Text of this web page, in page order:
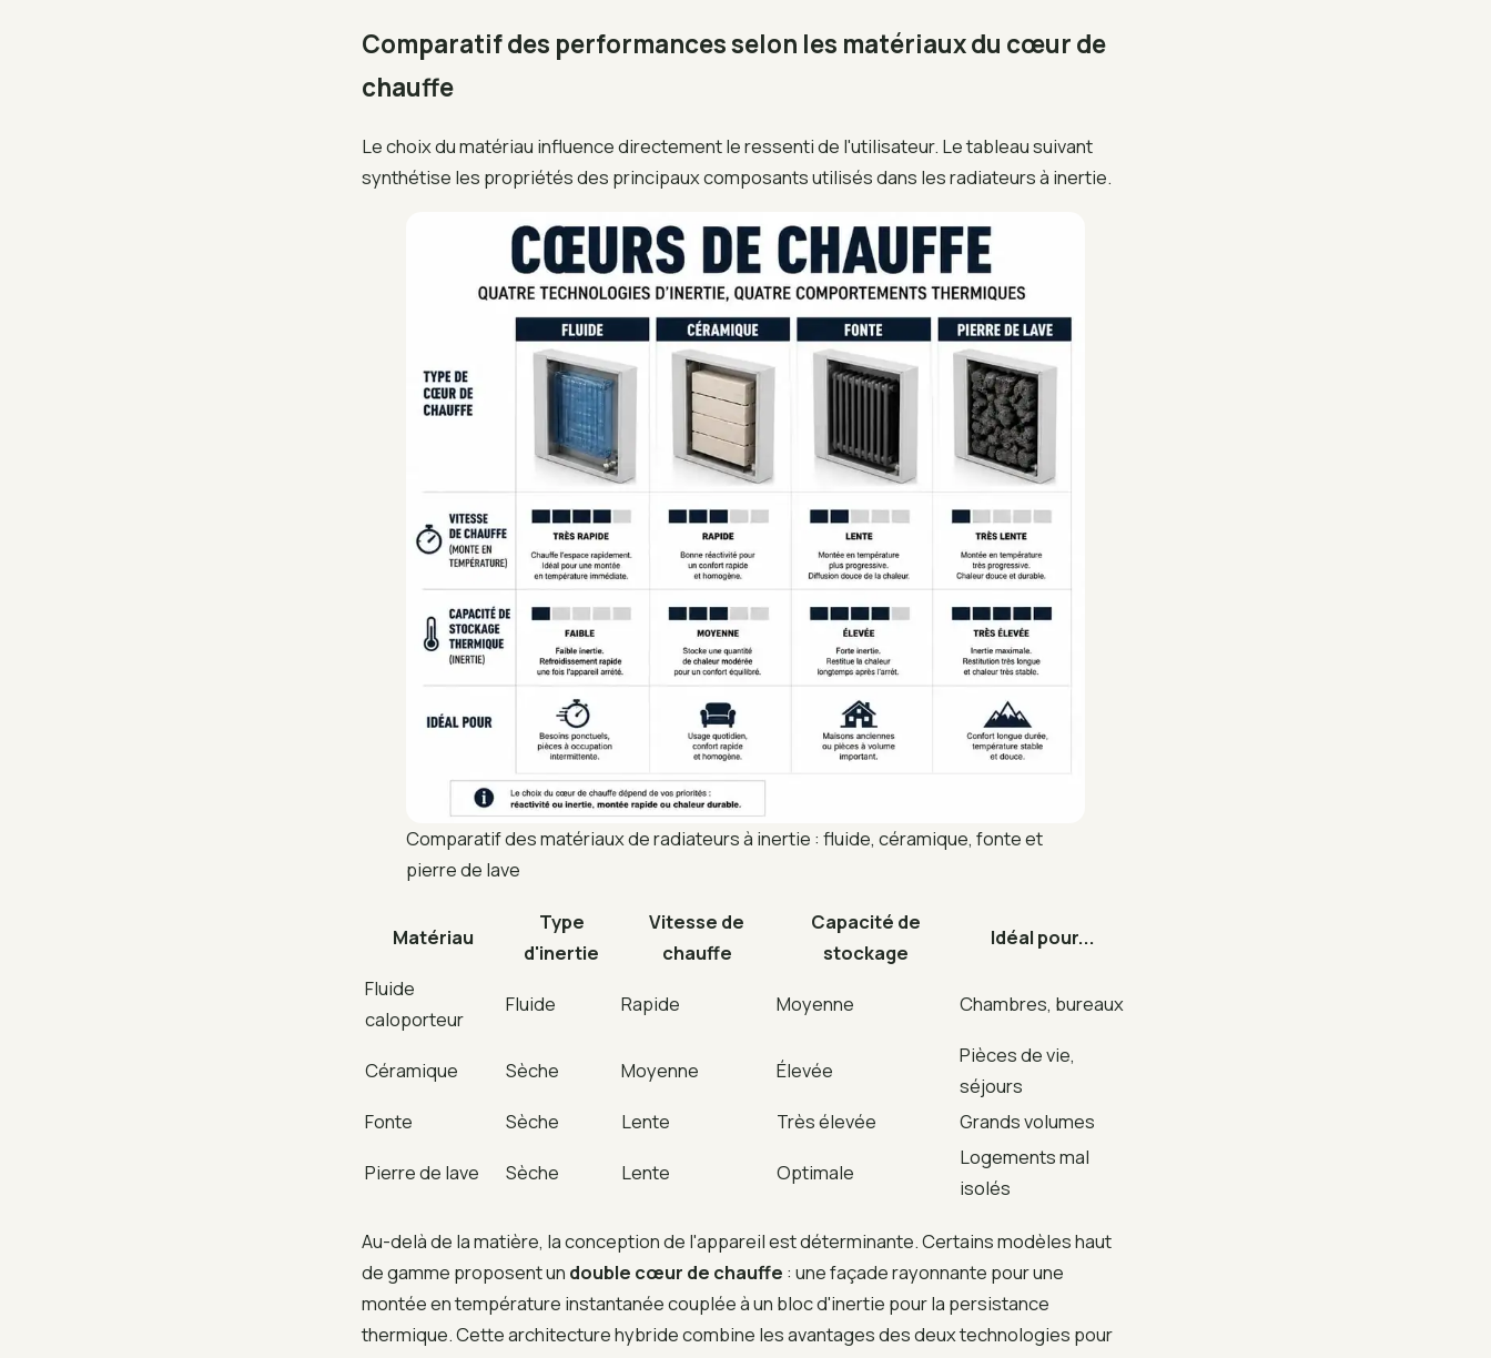
Comparatif des performances selon les matériaux du cœur de
chauffe
Le choix du matériau influence directement le ressenti de l'utilisateur. Le tableau suivant
synthétise les propriétés des principaux composants utilisés dans les radiateurs à inertie.
Comparatif des matériaux de radiateurs à inertie : fluide, céramique, fonte et
pierre de lave
Matériau
Type
d'inertie
Vitesse de
chauffe
Capacité de
stockage
Idéal pour...
Fluide
caloporteur
Fluide Rapide Moyenne Chambres, bureaux
Céramique Sèche Moyenne Élevée
Pièces de vie,
séjours
Fonte
Sèche Lente Très élevée
Grands volumes
Pierre de lave
Sèche Lente Optimale
Logements mal
isolés
Au-delà de la matière, la conception de l'appareil est déterminante. Certains modèles haut
de gamme proposent un double cœur de chauffe : une façade rayonnante pour une
montée en température instantanée couplée à un bloc d'inertie pour la persistance
thermique. Cette architecture hybride combine les avantages des deux technologies pour